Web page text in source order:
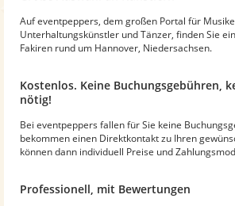
Auf eventpeppers, dem großen Portal für
Unterhaltungskünstler und Tänzer, finden Sie
Fakiren rund um Hannover, Niedersachsen.
Kostenlos. Keine Buchungsgebühren,
nötig!
Bei eventpeppers fallen für Sie keine
bekommen einen Direktkontakt zu Ihren
können dann individuell Preise und
Professionell, mit Bewertungen